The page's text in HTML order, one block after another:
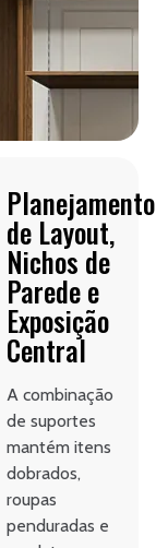
Planejamento
de Layout,
Nichos de
Parede e
Exposição
Central
A combinação
de suportes
mantém itens
dobrados,
roupas
penduradas e